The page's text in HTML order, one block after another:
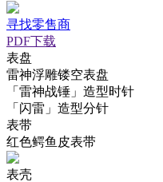
寻找零售商
PDF下载
表盘
雷神浮雕镂空表盘
「雷神战锤」造型时针
「闪雷」造型分针
表带
红色鳄鱼皮表带
表壳